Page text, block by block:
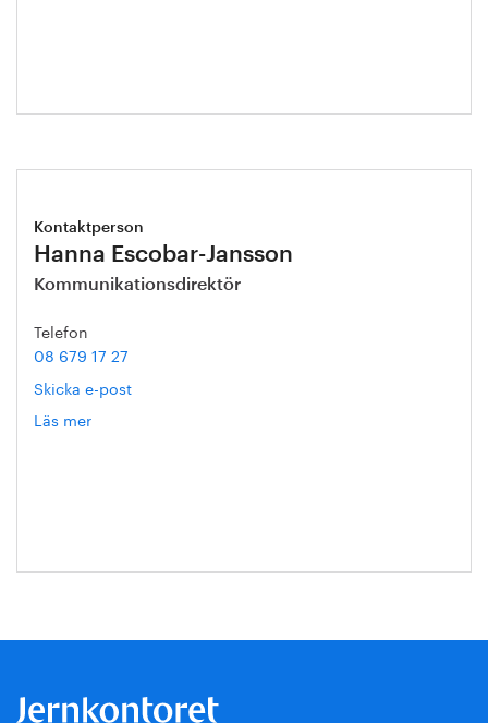
Kontaktperson
Hanna Escobar-Jansson
Kommunikationsdirektör
Telefon
08 679 17 27
Skicka e-post
Läs mer